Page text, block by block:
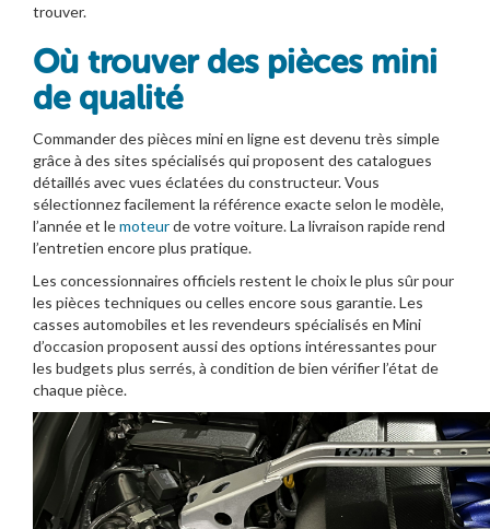
trouver.
Où trouver des pièces mini
de qualité
Commander des pièces mini en ligne est devenu très simple
grâce à des sites spécialisés qui proposent des catalogues
détaillés avec vues éclatées du constructeur. Vous
sélectionnez facilement la référence exacte selon le modèle,
l’année et lemoteurde votre voiture. La livraison rapide rend
l’entretien encore plus pratique.
Les concessionnaires officiels restent le choix le plus sûr pour
les pièces techniques ou celles encore sous garantie. Les
casses automobiles et les revendeurs spécialisés en Mini
d’occasion proposent aussi des options intéressantes pour
les budgets plus serrés, à condition de bien vérifier l’état de
chaque pièce.